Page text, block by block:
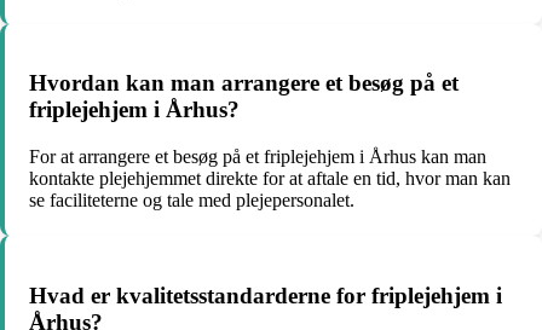
Hvordan kan man arrangere et besøg på et
friplejehjem i Århus?
For at arrangere et besøg på et friplejehjem i Århus kan man
kontakte plejehjemmet direkte for at aftale en tid, hvor man kan
se faciliteterne og tale med plejepersonalet.
Hvad er kvalitetsstandarderne for friplejehjem i
Århus?